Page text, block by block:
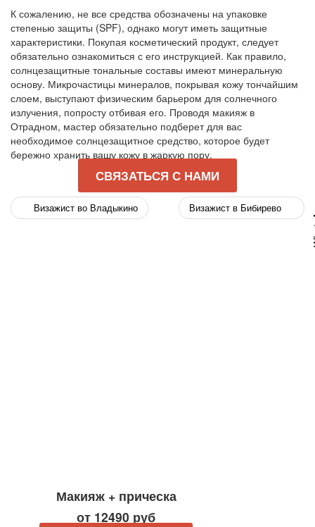
К сожалению, не все средства обозначены на упаковке
степенью защиты (SPF), однако могут иметь защитные
характеристики. Покупая косметический продукт, следует
обязательно ознакомиться с его инструкцией. Как правило,
солнцезащитные тональные составы имеют минеральную
основу. Микрочастицы минералов, покрывая кожу тончайшим
слоем, выступают физическим барьером для солнечного
излучения, попросту отбивая его. Проводя макияж в
Отрадном, мастер обязательно подберет для вас
необходимое солнцезащитное средство, которое будет
бережно хранить вашу кожу в жаркую пору.
СВЯЗАТЬСЯ С НАМИ
Визажист во Владыкино Визажист в Бибирево
Макияж + прическа
от 12490 руб